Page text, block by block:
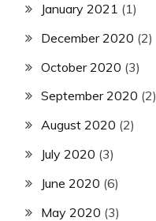
January 2021 (1)
December 2020 (2)
October 2020 (3)
September 2020 (2)
August 2020 (2)
July 2020 (3)
June 2020 (6)
May 2020 (3)